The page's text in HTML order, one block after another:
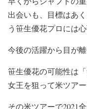
出会いも、目標はあ
う笹生優花プロには心
今後の活躍から目が離
笹生優花の可能性は
女王を狙って米ツア
その米ツアーで2021